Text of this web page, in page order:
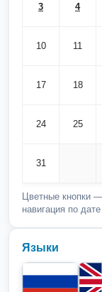
3 4
10 11
17 18
24 25
31
Цветные кнопки
навигация по
Языки